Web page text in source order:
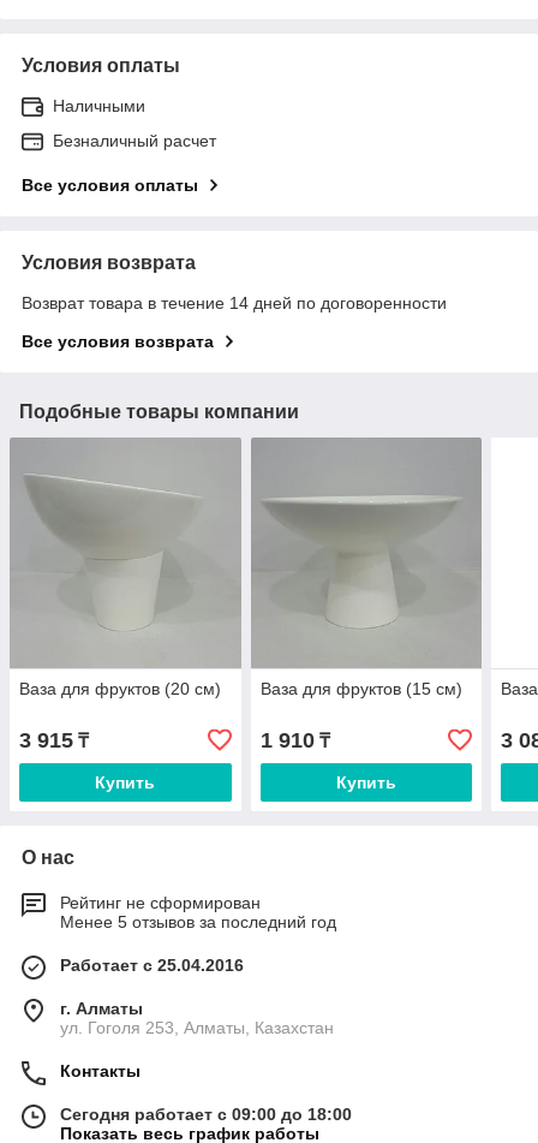
Условия оплаты
Наличными
Безналичный расчет
Все условия оплаты
Условия возврата
Возврат товара в течение 14 дней по договоренности
Все условия возврата
Подобные товары компании
Ваза для фруктов (20 см)
3 915 ₸
Купить
Ваза для фруктов (15 см)
1 910₸
Купить
3
О нас
Рейтинг не сформирован
Менее 5 отзывов за последний год
Работает с 25.04.2016
г. Алматы
ул. Гоголя 253, Алматы, Казахстан
Контакты
Сегодня работает с 09:00 до 18:00
Показать весь график работы